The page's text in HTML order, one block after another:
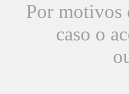
Por motivos
caso o